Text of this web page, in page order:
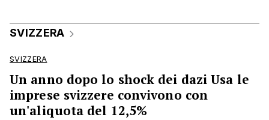
SVIZZERA
SVIZZERA
Un anno dopo lo shock dei dazi Usa le
imprese svizzere convivono con
un'aliquota del 12,5%